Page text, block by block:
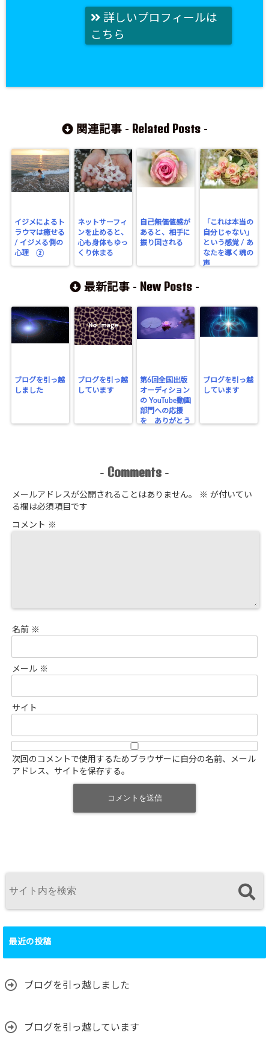
詳しいプロフィールは
こちら
関連記事 - Related Posts-
イジメによるト
ラウマは癒せる
/ イジメる側の
心理 ②
ネットサーフィ
ンを止めると、
心も身体もゆっ
くり休まる
自己無価値感が
あると、相手に
振り回される
「これは本当の
自分じゃない」
という感覚 / あ
なたを導く魂の
声
最新記事 - New Posts -
ブログを引っ越
しました
ブログを引っ越
しています
第6回全国出版
オーディション
の YouTube動画
部門への応援
を ありがとう
ブログを引っ越
しています
- Comments -
メールアドレスが公開されることはありません。 ※ が付いてい
る欄は必須項目です
コメント ※
名前 ※
メール ※
サイト
次回のコメントで使用するためブラウザーに自分の名前、メール
アドレス、サイトを保存する。
最近の投稿
ブログを引っ越しました
ブログを引っ越しています